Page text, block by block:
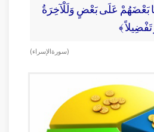
بَعْضَهُمْ عَلَى بَعْضٍ وَلَلْآخِرَةُ
﴾
( سورة الإسراء)